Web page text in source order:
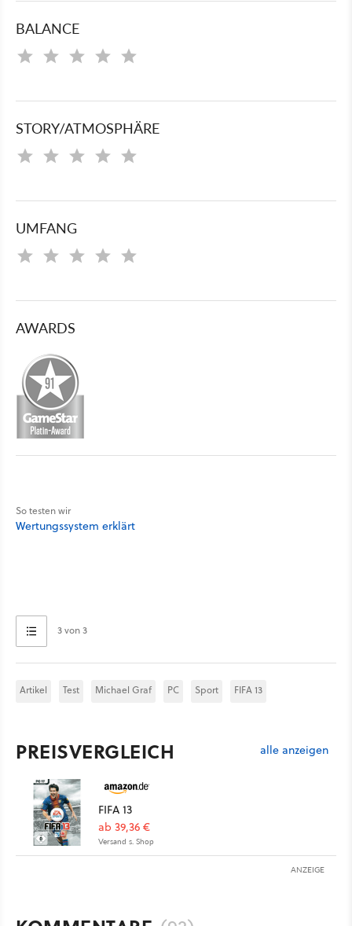
BALANCE
STORY/ATMOSPHÄRE
UMFANG
AWARDS
So testen wir
Wertungssystem erklärt
3 von 3
Artikel Test Michael Graf PC Sport FIFA 13
PREISVERGLEICH alle anzeigen
FIFA 13
ab 39,36 €
Versand s. Shop
ANZEIGE